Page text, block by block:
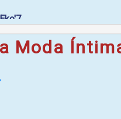
circulação sanguínea,
um sono de qualidade!
Moda